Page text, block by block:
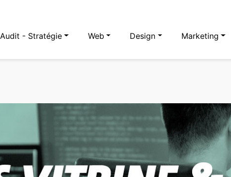
Audit - Stratégie Web Design Marketing